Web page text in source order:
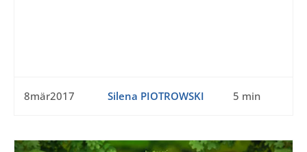
8mär2017 Silena PIOTROWSKI 5 min